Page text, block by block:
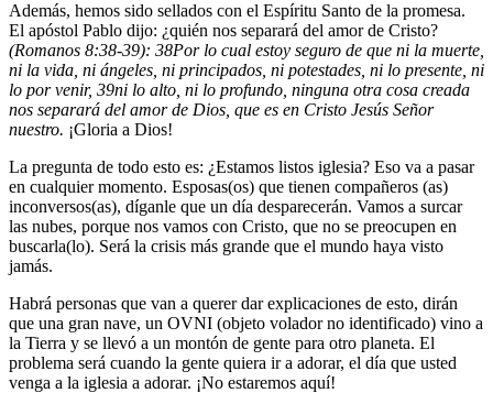
Además, hemos sido sellados con el Espíritu Santo de la promesa.
El apóstol Pablo dijo: ¿quién nos separará del amor de Cristo?
(Romanos 8:38-39): 38Por lo cual estoy seguro de que ni la muerte,
ni la vida, ni ángeles, ni principados, ni potestades, ni lo presente, ni
lo por venir, 39ni lo alto, ni lo profundo, ninguna otra cosa creada
nos separará del amor de Dios, que es en Cristo Jesús Señor
nuestro. ¡Gloria a Dios!
La pregunta de todo esto es: ¿Estamos listos iglesia? Eso va a pasar
en cualquier momento. Esposas(os) que tienen compañeros (as)
inconversos(as), díganle que un día desparecerán. Vamos a surcar
las nubes, porque nos vamos con Cristo, que no se preocupen en
buscarla(lo). Será la crisis más grande que el mundo haya visto
jamás.
Habrá personas que van a querer dar explicaciones de esto, dirán
que una gran nave, un OVNI (objeto volador no identificado) vino a
la Tierra y se llevó a un montón de gente para otro planeta. El
problema será cuando la gente quiera ir a adorar, el día que usted
venga a la iglesia a adorar. ¡No estaremos aquí!